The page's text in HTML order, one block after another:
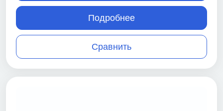
Сравнить
Подробнее